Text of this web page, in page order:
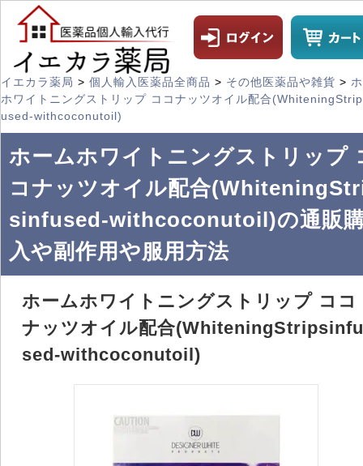
イエカラ薬局 > 個人輸入医薬品全商品 > その他医薬品や雑貨 >
ホワイトニングストリップ ココナッツオイル配合
used-withcoconutoil)
ホームホワイトニングストリップ
コナッツオイル配合
sinfused-withcoconutoil)の通販
入や副作用や服用方法
ホームホワイトニングストリップ ココ
ナッツオイル配合(WhiteningStripsinfu
sed-withcoconutoil)